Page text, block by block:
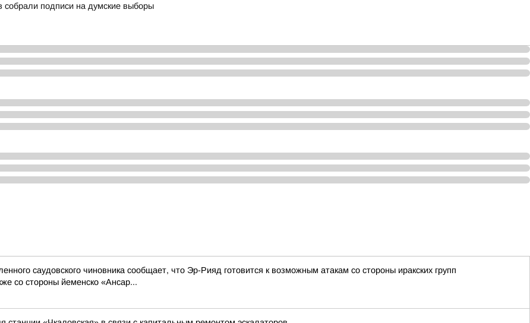
собрали подписи на думские выборы
саудовского чиновника сообщает, что Эр-Рияд готовится к возможным атакам со стороны иракских групп
со стороны йеменско «Ансар...